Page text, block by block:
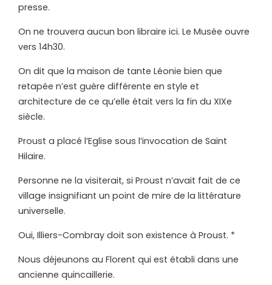
presse.
On ne trouvera aucun bon libraire ici. Le Musée ouvre
vers 14h30.
On dit que la maison de tante Léonie bien que
retapée n’est guère différente en style et
architecture de ce qu’elle était vers la fin du XIXe
siècle.
Proust a placé l’Eglise sous l’invocation de Saint
Hilaire.
Personne ne la visiterait, si Proust n’avait fait de ce
village insignifiant un point de mire de la littérature
universelle.
Oui, Illiers-Combray doit son existence à Proust. *
Nous déjeunons au Florent qui est établi dans une
ancienne quincaillerie.